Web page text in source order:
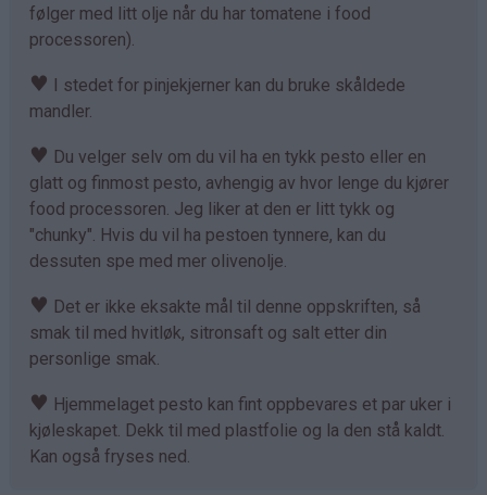
følger med litt olje når du har tomatene i food
processoren).
♥ I stedet for pinjekjerner kan du bruke skåldede
mandler.
♥ Du velger selv om du vil ha en tykk pesto eller en
glatt og finmost pesto, avhengig av hvor lenge du kjører
food processoren. Jeg liker at den er litt tykk og
"chunky". Hvis du vil ha pestoen tynnere, kan du
dessuten spe med mer olivenolje.
♥ Det er ikke eksakte mål til denne oppskriften, så
smak til med hvitløk, sitronsaft og salt etter din
personlige smak.
♥ Hjemmelaget pesto kan fint oppbevares et par uker i
kjøleskapet. Dekk til med plastfolie og la den stå kaldt.
Kan også fryses ned.